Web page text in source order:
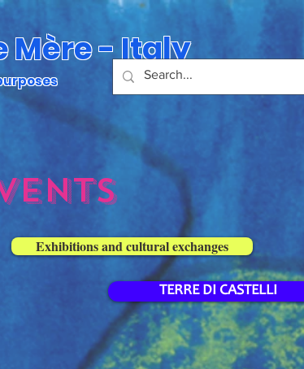
Mère - Italy
Exhibitions and cultural exchanges
TERRE DI CASTELLI